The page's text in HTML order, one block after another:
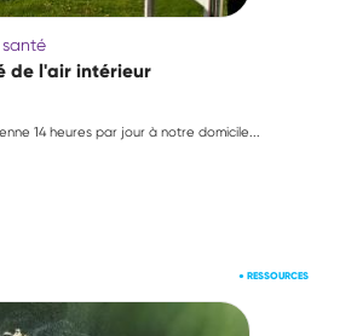
santé
de l'air intérieur
14 heures par jour à notre domicile...
● RESSOURCES